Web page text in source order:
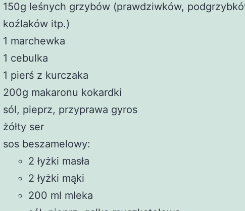
150g leśnych grzybów (prawdziwków,
koźlaków itp.)
1 marchewka
1 cebulka
1 pierś z kurczaka
200g makaronu kokardki
sól, pieprz, przyprawa gyros
żółty ser
sos beszamelowy:
2 łyżki masła
2 łyżki mąki
200 ml mleka